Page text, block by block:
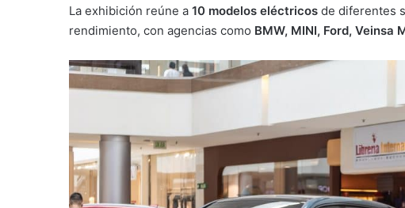
La exhibición reúne a 10 modelos eléctricos de diferentes
rendimiento, con agencias como BMW, MINI, Ford, Veinsa